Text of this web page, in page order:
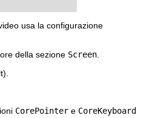
usa la configurazione
della sezione Screen
CorePointer e CoreKeyboard